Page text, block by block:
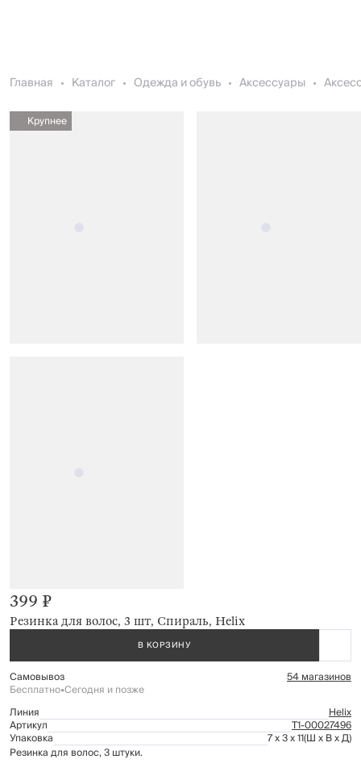
Главная Каталог Одежда и обувь Аксессуары
Крупнее
Резинка для волос, 3 шт, Спираль, Helix
399 ₽
В КОРЗИНУ
Самовывоз 54 магазинов
Бесплатно•Сегодня и позже
Линия
Helix
Артикул Т1-00027496
Упаковка 7 x 3 x 11(Ш x В x Д)
Резинка для волос, 3 штуки.